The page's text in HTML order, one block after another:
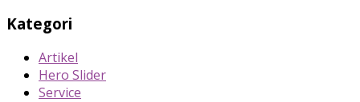
Kategori
Artikel
Hero Slider
Service